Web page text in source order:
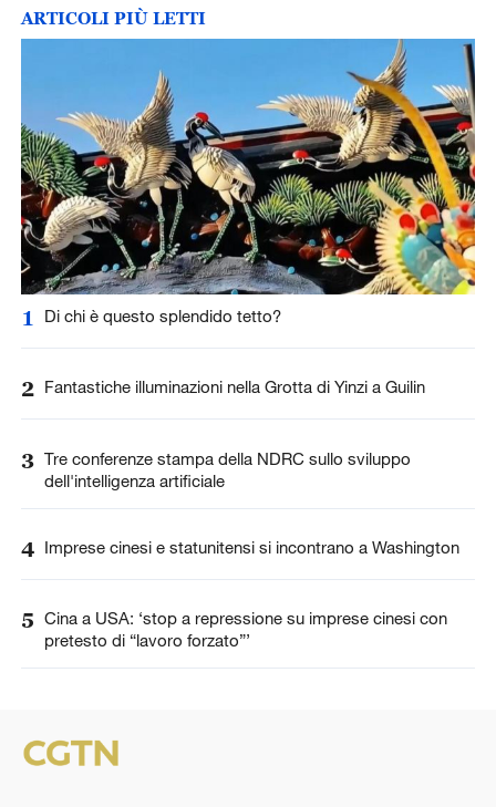
ARTICOLI PIÙ LETTI
1 Di chi è questo splendido tetto?
2 Fantastiche illuminazioni nella Grotta di Yinzi a Guilin
3 Tre conferenze stampa della NDRC sullo sviluppo
dell'intelligenza artificiale
4 Imprese cinesi e statunitensi si incontrano a Washington
5 Cina a USA: ‘stop a repressione su imprese cinesi con
pretesto di “lavoro forzato”’